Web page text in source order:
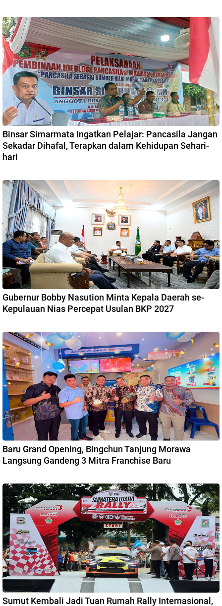
Binsar Simarmata Ingatkan Pelajar: Pancasila Jangan
Sekadar Dihafal, Terapkan dalam Kehidupan Sehari-
hari
Gubernur Bobby Nasution Minta Kepala Daerah se-
Kepulauan Nias Percepat Usulan BKP 2027
Baru Grand Opening, Bingchun Tanjung Morawa
Langsung Gandeng 3 Mitra Franchise Baru
Sumut Kembali Jadi Tuan Rumah Rally Internasional,